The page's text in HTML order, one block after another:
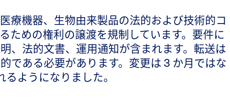
療機器、生物由来製品の法的および技術的コ
ための権利の譲渡を規制しています。要件に
、法的文書、運用通知が含まれます。転送は
である必要があります。変更は 3 か月ではな
ようになりました。